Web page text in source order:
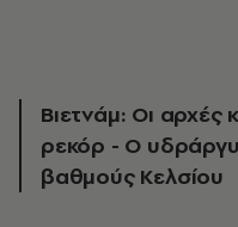
Βιετνάμ: Οι
ρεκόρ - Ο
βαθμούς Κελσίου